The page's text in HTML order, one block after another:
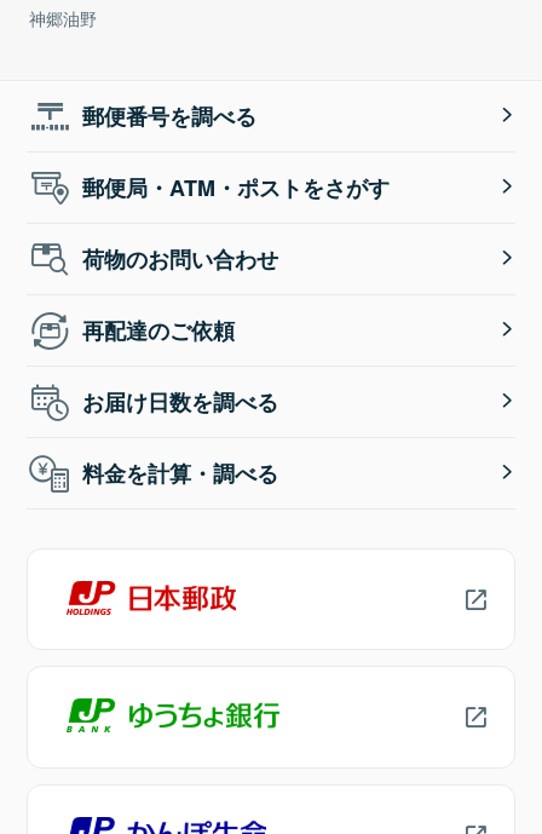
神郷油野
郵便番号を調べる
郵便局・ATM・ポストをさがす
荷物のお問い合わせ
再配達のご依頼
お届け日数を調べる
料金を計算・調べる